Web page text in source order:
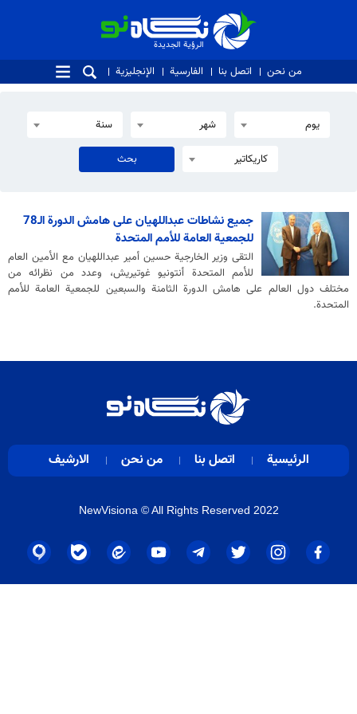
الرؤية الجديدة
الرؤية الجديدة
من نحن اتصل بنا الفارسية الإنجليزية
يوم شهر سنة
كاريكاتير
جميع نشاطات عبداللهيان على هامش الدورة الـ78
للجمعية العامة للأمم المتحدة
التقى وزير الخارجية حسين أمير عبداللهيان مع الأمين العام
للأمم المتحدة أنتونيو غوتيريش، وعدد من نظرائه من
مختلف دول العالم على هامش الدورة الثامنة والسبعين للجمعية العامة للأمم
المتحدة.
الرئيسية اتصل بنا من نحن الارشيف
NewVisiona © All Rights Reserved 2022